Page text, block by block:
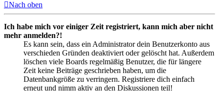
Nach oben
Ich habe mich vor einiger Zeit registriert, kann mich aber nicht
mehr anmelden?!
Es kann sein, dass ein Administrator dein Benutzerkonto aus
verschieden Gründen deaktiviert oder gelöscht hat. Außerdem
löschen viele Boards regelmäßig Benutzer, die für längere
Zeit keine Beiträge geschrieben haben, um die
Datenbankgröße zu verringern. Registriere dich einfach
erneut und nimm aktiv an den Diskussionen teil!